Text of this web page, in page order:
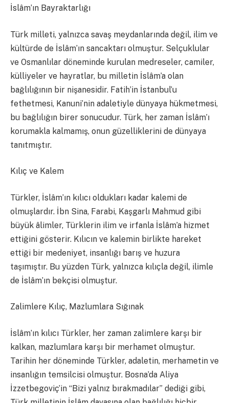
İslâm’ın Bayraktarlığı
Türk milleti, yalnızca savaş meydanlarında değil, ilim ve
kültürde de İslâm’ın sancaktarı olmuştur. Selçuklular
ve Osmanlılar döneminde kurulan medreseler, camiler,
külliyeler ve hayratlar, bu milletin İslâm’a olan
bağlılığının bir nişanesidir. Fatih’in İstanbul’u
fethetmesi, Kanuni’nin adaletiyle dünyaya hükmetmesi,
bu bağlılığın birer sonucudur. Türk, her zaman İslâm’ı
korumakla kalmamış, onun güzelliklerini de dünyaya
tanıtmıştır.
Kılıç ve Kalem
Türkler, İslâm’ın kılıcı oldukları kadar kalemi de
olmuşlardır. İbn Sina, Farabi, Kaşgarlı Mahmud gibi
büyük âlimler, Türklerin ilim ve irfanla İslâm’a hizmet
ettiğini gösterir. Kılıcın ve kalemin birlikte hareket
ettiği bir medeniyet, insanlığı barış ve huzura
taşımıştır. Bu yüzden Türk, yalnızca kılıçla değil, ilimle
de İslâm’ın bekçisi olmuştur.
Zalimlere Kılıç, Mazlumlara Sığınak
İslâm’ın kılıcı Türkler, her zaman zalimlere karşı bir
kalkan, mazlumlara karşı bir merhamet olmuştur.
Tarihin her döneminde Türkler, adaletin, merhametin ve
insanlığın temsilcisi olmuştur. Bosna’da Aliya
İzzetbegoviç’in “Bizi yalnız bırakmadılar” dediği gibi,